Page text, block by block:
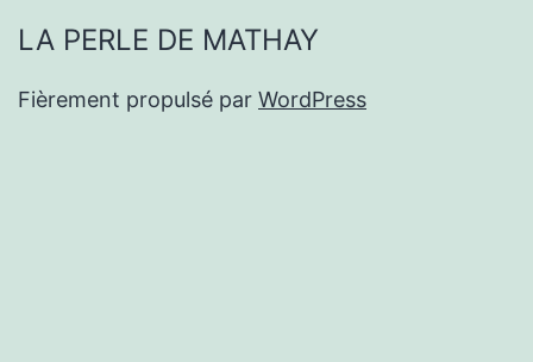
LA PERLE DE MATHAY
Fièrement propulsé par WordPress